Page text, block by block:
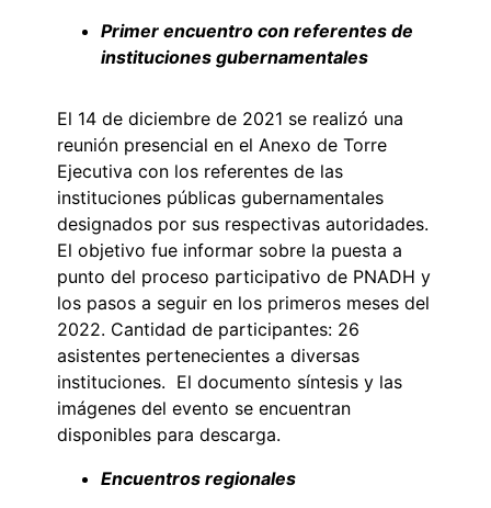
Primer encuentro con referentes de
instituciones gubernamentales
El 14 de diciembre de 2021 se realizó una
reunión presencial en el Anexo de Torre
Ejecutiva con los referentes de las
instituciones públicas gubernamentales
designados por sus respectivas autoridades.
El objetivo fue informar sobre la puesta a
punto del proceso participativo de PNADH y
los pasos a seguir en los primeros meses del
2022. Cantidad de participantes: 26
asistentes pertenecientes a diversas
instituciones. El documento síntesis y las
imágenes del evento se encuentran
disponibles para descarga.
Encuentros regionales